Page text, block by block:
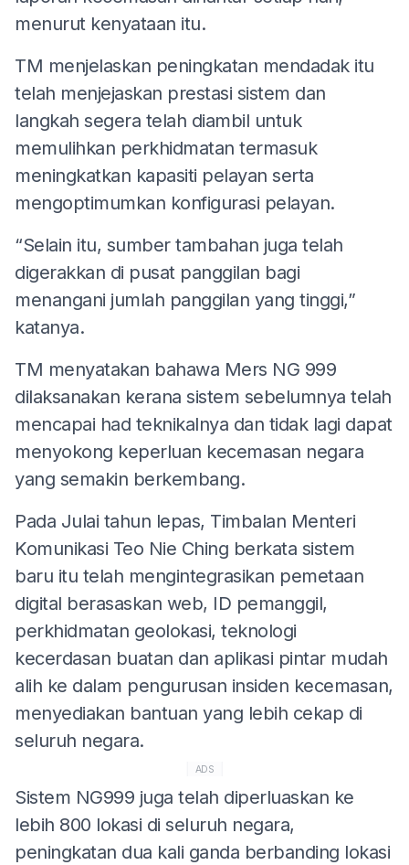
menurut kenyataan itu.
TM menjelaskan peningkatan mendadak itu
telah menjejaskan prestasi sistem dan
langkah segera telah diambil untuk
memulihkan perkhidmatan termasuk
meningkatkan kapasiti pelayan serta
mengoptimumkan konfigurasi pelayan.
“Selain itu, sumber tambahan juga telah
digerakkan di pusat panggilan bagi
menangani jumlah panggilan yang tinggi,”
katanya.
TM menyatakan bahawa Mers NG 999
dilaksanakan kerana sistem sebelumnya telah
mencapai had teknikalnya dan tidak lagi dapat
menyokong keperluan kecemasan negara
yang semakin berkembang.
Pada Julai tahun lepas, Timbalan Menteri
Komunikasi Teo Nie Ching berkata sistem
baru itu telah mengintegrasikan pemetaan
digital berasaskan web, ID pemanggil,
perkhidmatan geolokasi, teknologi
kecerdasan buatan dan aplikasi pintar mudah
alih ke dalam pengurusan insiden kecemasan,
menyediakan bantuan yang lebih cekap di
seluruh negara.
ADS
Sistem NG999 juga telah diperluaskan ke
lebih 800 lokasi di seluruh negara,
peningkatan dua kali ganda berbanding lokasi